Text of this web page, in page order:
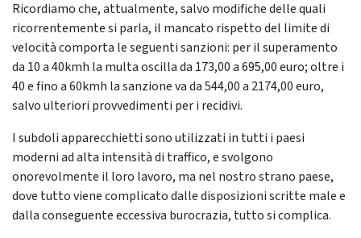
Ricordiamo che, attualmente, salvo modifiche delle quali
ricorrentemente si parla, il mancato rispetto del limite di
velocità comporta le seguenti sanzioni: per il superamento
da 10 a 40kmh la multa oscilla da 173,00 a 695,00 euro; oltre i
40 e fino a 60kmh la sanzione va da 544,00 a 2174,00 euro,
salvo ulteriori provvedimenti per i recidivi.
I subdoli apparecchietti sono utilizzati in tutti i paesi
moderni ad alta intensità di traffico, e svolgono
onorevolmente il loro lavoro, ma nel nostro strano paese,
dove tutto viene complicato dalle disposizioni scritte male e
dalla conseguente eccessiva burocrazia, tutto si complica.